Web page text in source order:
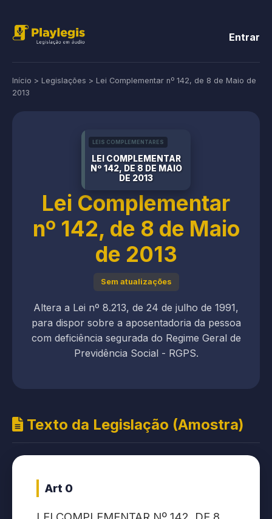
Entrar
Início > Legislações > Lei Complementar nº 142, de 8 de Maio de
2013
LEIS COMPLEMENTARES
LEI COMPLEMENTAR
Nº 142, DE 8 DE MAIO
DE 2013
Lei Complementar
nº 142, de 8 de Maio
de 2013
Sem atualizações
Altera a Lei nº 8.213, de 24 de julho de 1991,
para dispor sobre a aposentadoria da pessoa
com deficiência segurada do Regime Geral de
Previdência Social - RGPS.
Texto da Legislação (Amostra)
Art 0